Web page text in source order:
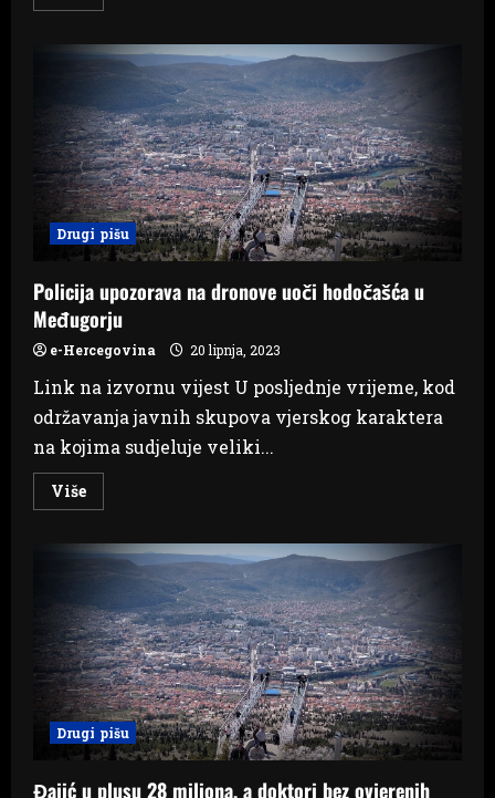
more
U
CENTRU
SARAJEVA:
BROJ
POLICIJSKIH
EKIPA
NA
TERENU
Drugi pišu
Policija upozorava na dronove uoči hodočašća u
Međugorju
e-Hercegovina 20 lipnja, 2023
Link na izvornu vijest U posljednje vrijeme, kod
održavanja javnih skupova vjerskog karaktera
na kojima sudjeluje veliki...
VišeRead
more
upozorava
dronove
hodočašća
u
Međugorju
Drugi pišu
Đajić u plusu 28 miliona, a doktori bez ovjerenih